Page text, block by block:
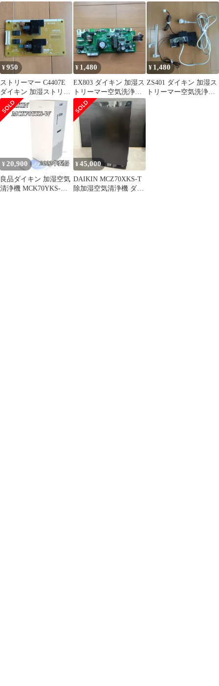
MCK70WKS-W ①
浄機 MCK70P
¥950
ストリーマー C4407E
ダイキン 加湿ストリー
マー空気洗浄機
MCK70P
¥ 1,480
EX803 ダイキン 加湿ス
トリーマー空気洗浄機
MCK70P
¥ 1,480
ZS401 ダイキン 加湿ス
トリーマー空気洗浄機
¥ 20,900
良品ダイキン 加湿空気
清浄機 MCK70YKS-W
¥45,000
DAIKIN MCZ70XKS-T
除加湿空気清浄機 ダイ